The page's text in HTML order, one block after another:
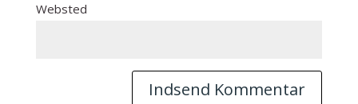
Websted